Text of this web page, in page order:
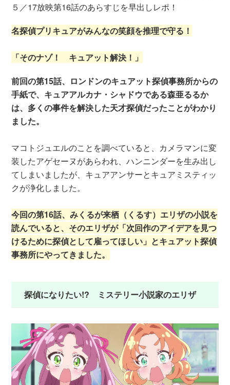
５／17放映第16話のあらすじを早出しレポ！
名探偵プリキュアがみんなの笑顔を推理で守る！
「そのナゾ！ キュアット解決！」
前回の第15話、ロンドンのキュアット探偵事務所からの
手紙で、キュアアルカナ・シャドウである森亜るるか
は、多くの事件を解決した天才探偵だったことがわかり
ました。
マコトジュエルのことを調べていると、カメラマンに変
装したアゲセーヌがあらわれ、ハンニンダーを生み出し
てしまいましたが、キュアアンサーとキュアミスティッ
クが浄化しました。
今回の第16話、みくるが来栖（くるす）エリザの小説を
読んでいると、そのエリザが「次回作のアイデアを見つ
けるために探偵として雇ってほしい」とキュアット探偵
事務所にやってきました。
探偵になりたい!? ミステリー小説家のエリザ